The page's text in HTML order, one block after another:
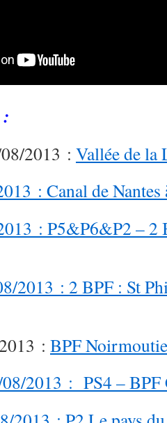
2013 : Vallée de la
: Canal de Nantes
: P5&P6&P2 – 2
2013 : 2 BPF : St
: BPF
2013 : PS4 – BPF